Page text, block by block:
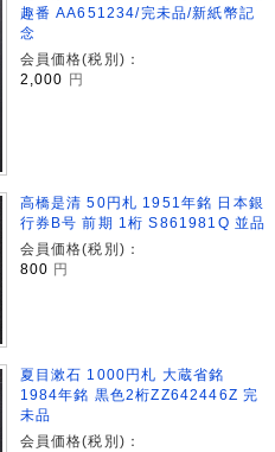
趣番 AA651234/完未品/新紙幣記
念
会員価格(税別)：
2,000
円
高橋是清 50円札 1951年銘 日本銀
行券B号 前期 1桁 S861981Q 並品
会員価格(税別)：
800 円
夏目漱石 1000円札 大蔵省銘
1984年銘 黒色2桁ZZ642446Z 完
未品
会員価格(税別)：